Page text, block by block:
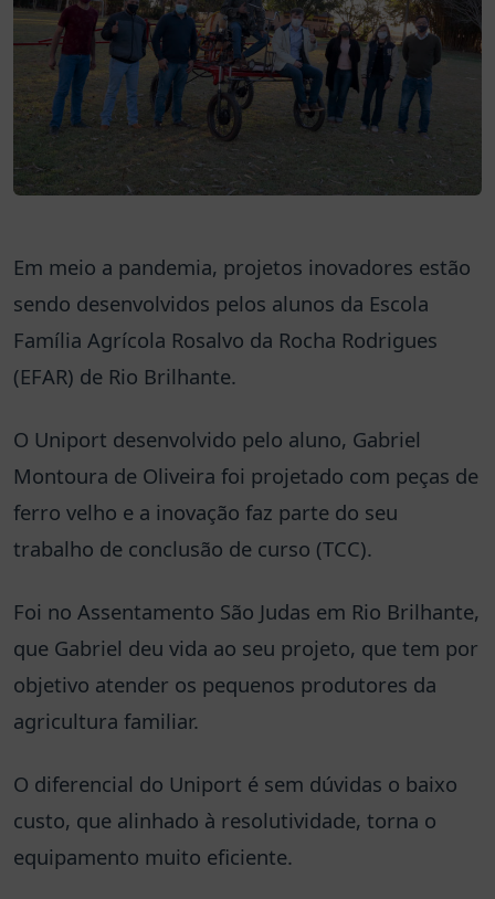
Em meio a pandemia, projetos inovadores estão
sendo desenvolvidos pelos alunos da Escola
Família Agrícola Rosalvo da Rocha Rodrigues
(EFAR) de Rio Brilhante.
O Uniport desenvolvido pelo aluno, Gabriel
Montoura de Oliveira foi projetado com peças de
ferro velho e a inovação faz parte do seu
trabalho de conclusão de curso (TCC).
Foi no Assentamento São Judas em Rio Brilhante,
que Gabriel deu vida ao seu projeto, que tem por
objetivo atender os pequenos produtores da
agricultura familiar.
O diferencial do Uniport é sem dúvidas o baixo
custo, que alinhado à resolutividade, torna o
equipamento muito eficiente.